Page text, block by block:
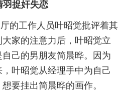
羽捉奸失恋
的工作人员叶昭觉批评着其
家的注意力后，叶昭觉立
己的男朋友简晨晔。因为
叶昭觉从经理手中为自己
要挂出简晨晔的画作。